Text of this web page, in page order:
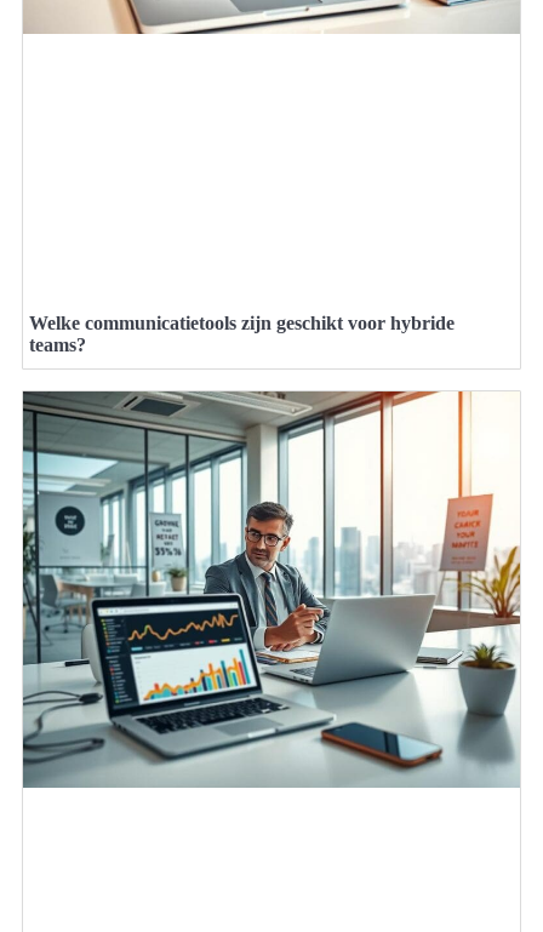
Welke communicatietools zijn geschikt voor hybride
teams?